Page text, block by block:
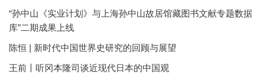
“孙中山《实业计划》与上海孙中山故居馆藏图书文献专题数据
库”二期成果上线
陈恒 | 新时代中国世界史研究的回顾与展望
王前丨听冈本隆司谈近现代日本的中国观